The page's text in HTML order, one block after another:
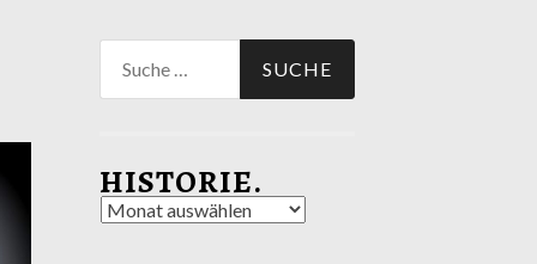
nach:
HISTORIE.
Historie.